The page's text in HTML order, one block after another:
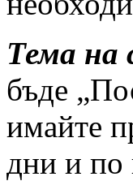
Тема на
бъде
имайте
дни и по